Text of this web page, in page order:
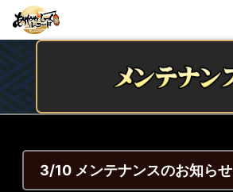
3/10 メンテナンスのお知らせ